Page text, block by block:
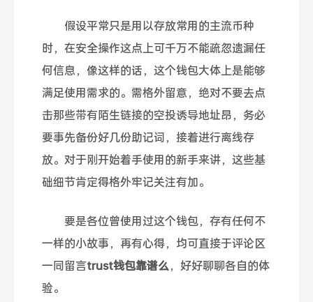
假设平常只是用以存放常用的主流币种
时，在安全操作这点上可千万不能疏忽遗漏任
何信息，像这样的话，这个钱包大体上是能够
满足使用需求的。需格外留意，绝对不要去点
击那些带有陌生链接的空投诱导地址昂，务必
要事先备份好几份助记词，接着进行离线存
放。对于刚开始着手使用的新手来讲，这些基
础细节肯定得格外牢记关注有加。
要是各位曾使用过这个钱包，存有任何不
一样的小故事，再有心得，均可直接于评论区
一同留言trust钱包靠谱么，好好聊聊各自的体
验。